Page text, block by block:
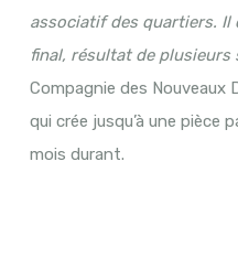
associatif des quartiers. Il
final, résultat de plusieurs
Compagnie des Nouveaux
qui crée jusqu’à une pièce
mois durant.